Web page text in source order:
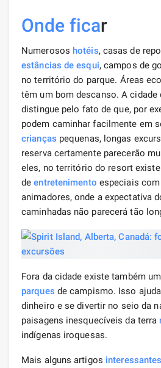
Onde ficar
Numerosos hotéis, casas de
estâncias de esqui, campos de
no território do parque. Áreas
têm um bom descanso. A cidade
distingue pelo fato de que, por
podem caminhar facilmente em
crianças pequenas, longas
reserva certamente parecerão
eles, no território do resort
deentretenimento especiais
animadores, onde a expectativa
caminhadas não parecerá tão
Fora da cidade existe também um
parques de campismo. Isso
dinheiro e se divertir no seio da
paisagens inesquecíveis da terra
indígenas iroquesas.
Mais alguns artigos interessantes